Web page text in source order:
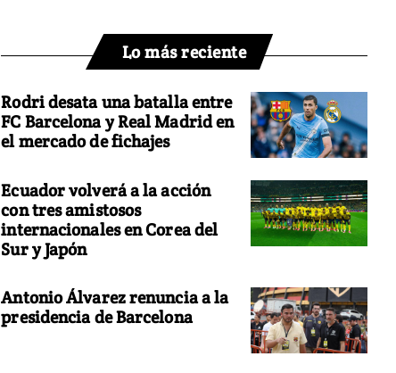
Lo más reciente
Rodri desata una batalla entre
FC Barcelona y Real Madrid en
el mercado de fichajes
Ecuador volverá a la acción
con tres amistosos
internacionales en Corea del
Sur y Japón
Antonio Álvarez renuncia a la
presidencia de Barcelona